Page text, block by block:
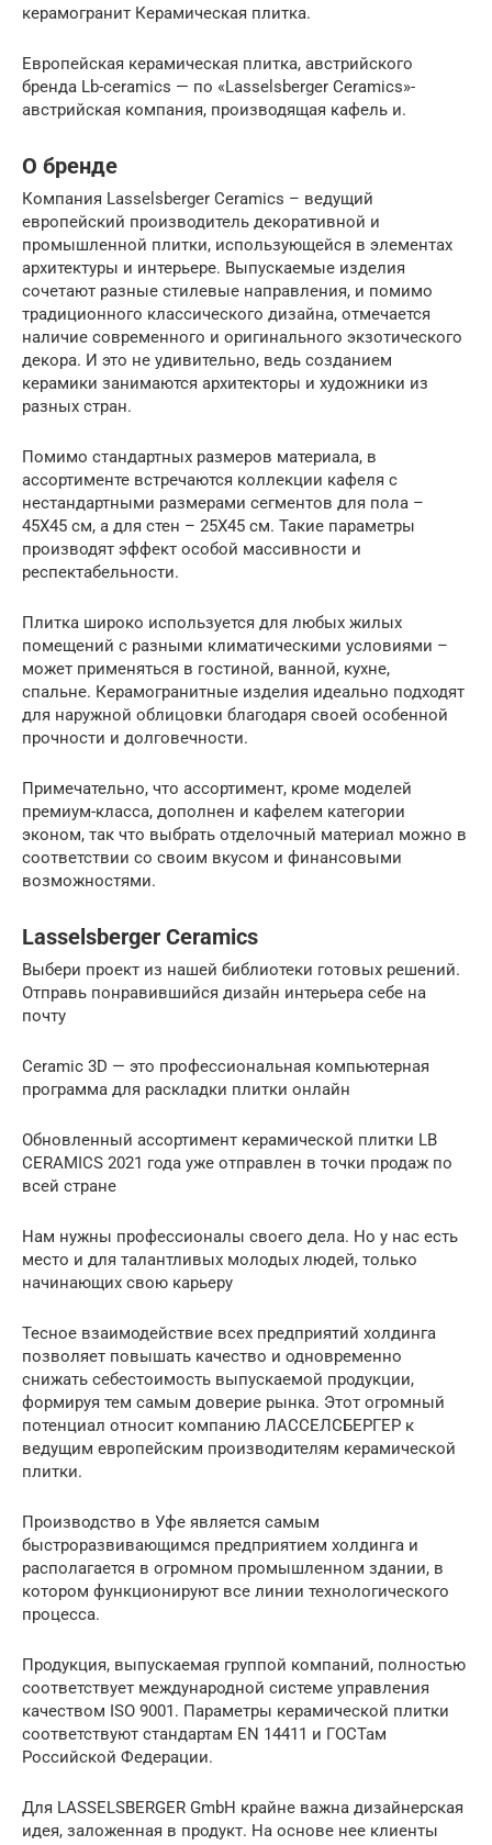
керамогранит Керамическая плитка.
Европейская керамическая плитка, австрийского
бренда Lb-ceramics — по «​Lasselsberger Ceramics»-
австрийская компания, производящая кафель и.
О бренде
Компания Lasselsberger Ceramics – ведущий
европейский производитель декоративной и
промышленной плитки, использующейся в элементах
архитектуры и интерьере. Выпускаемые изделия
сочетают разные стилевые направления, и помимо
традиционного классического дизайна, отмечается
наличие современного и оригинального экзотического
декора. И это не удивительно, ведь созданием
керамики занимаются архитекторы и художники из
разных стран.
Помимо стандартных размеров материала, в
ассортименте встречаются коллекции кафеля с
нестандартными размерами сегментов для пола –
45Х45 см, а для стен – 25Х45 см. Такие параметры
производят эффект особой массивности и
респектабельности.
Плитка широко используется для любых жилых
помещений с разными климатическими условиями –
может применяться в гостиной, ванной, кухне,
спальне. Керамогранитные изделия идеально подходят
для наружной облицовки благодаря своей особенной
прочности и долговечности.
Примечательно, что ассортимент, кроме моделей
премиум-класса, дополнен и кафелем категории
эконом, так что выбрать отделочный материал можно в
соответствии со своим вкусом и финансовыми
возможностями.
Lasselsberger Ceramics
Выбери проект из нашей библиотеки готовых решений.
Отправь понравившийся дизайн интерьера себе на
почту
Ceramic 3D — это профессиональная компьютерная
программа для раскладки плитки онлайн
Обновленный ассортимент керамической плитки LB
CERAMICS 2021 года уже отправлен в точки продаж по
всей стране
Нам нужны профессионалы своего дела. Но у нас есть
место и для талантливых молодых людей, только
начинающих свою карьеру
Тесное взаимодействие всех предприятий холдинга
позволяет повышать качество и одновременно
снижать себестоимость выпускаемой продукции,
формируя тем самым доверие рынка. Этот огромный
потенциал относит компанию ЛАССЕЛСБЕРГЕР к
ведущим европейским производителям керамической
плитки.
Производство в Уфе является самым
быстроразвивающимся предприятием холдинга и
располагается в огромном промышленном здании, в
котором функционируют все линии технологического
процесса.
Продукция, выпускаемая группой компаний, полностью
соответствует международной системе управления
качеством ISO 9001. Параметры керамической плитки
соответствуют стандартам EN 14411 и ГОСТам
Российской Федерации.
Для LASSELSBERGER GmbH крайне важна дизайнерская
идея, заложенная в продукт. На основе нее клиенты